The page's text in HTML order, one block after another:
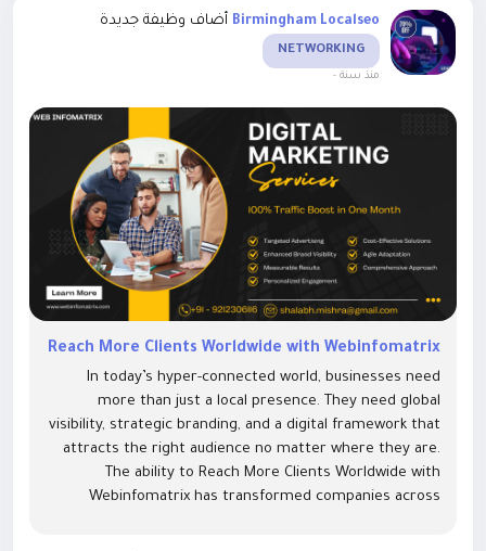
Birmingham Localseo أضاف وظيفة جديدة
NETWORKING
منذ سنة -
Reach More Clients Worldwide with Webinfomatrix
In today’s hyper-connected world, businesses need
more than just a local presence. They need global
visibility, strategic branding, and a digital framework that
attracts the right audience no matter where they are.
The ability to Reach More Clients Worldwide with
Webinfomatrix has transformed companies across